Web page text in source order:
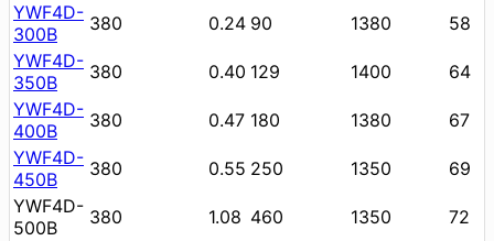
YWF4D-
300B
380 0.24 90 1380
58
YWF4D-
350B
380 0.40 129 1400
64
YWF4D-
400B
380 0.47 180 1380
67
YWF4D-
450B
380 0.55 250 1350
69
YWF4D-
500B
380 1.08 460 1350
72